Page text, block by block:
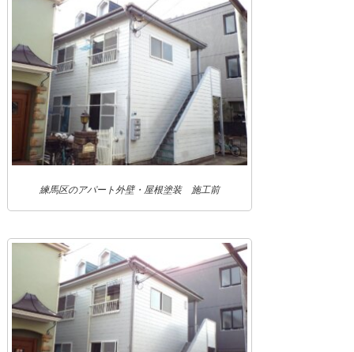
練馬区のアパート外壁・屋根塗装 施工前